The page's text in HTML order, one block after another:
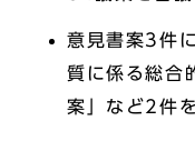
意見書案3件
質に係る総合
案」など2件